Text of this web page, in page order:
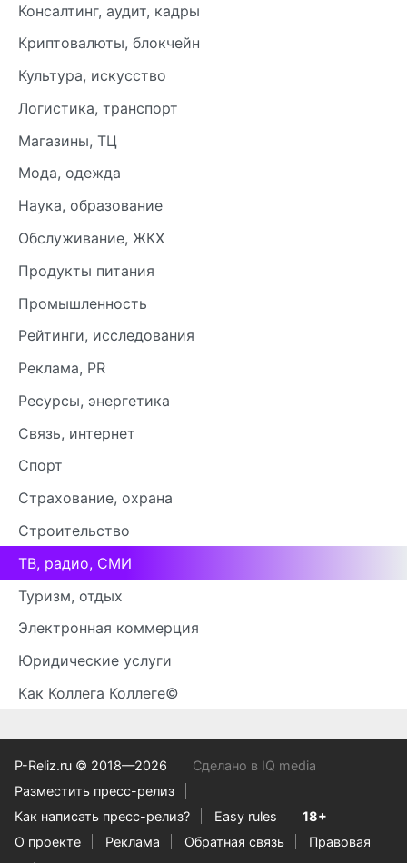
Консалтинг, аудит, кадры
Криптовалюты, блокчейн
Культура, искусство
Логистика, транспорт
Магазины, ТЦ
Мода, одежда
Наука, образование
Обслуживание, ЖКХ
Продукты питания
Промышленность
Рейтинги, исследования
Реклама, PR
Ресурсы, энергетика
Связь, интернет
Спорт
Страхование, охрана
Строительство
ТВ, радио, СМИ
Туризм, отдых
Электронная коммерция
Юридические услуги
Как Коллега Коллеге©
P-Reliz.ru © 2018—2026
Сделано в IQ media
Разместить пресс-релиз
Как написать пресс-релиз?
Easy rules
18+
О проекте
Реклама Обратная связь
Правовая